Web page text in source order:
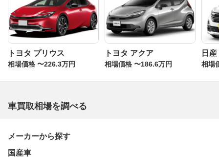
トヨタ プリウス
相場価格 〜226.3万円
トヨタ アクア
相場価格 〜186.6万円
日
相場
車買取相場を調べる
メーカーから探す
国産車